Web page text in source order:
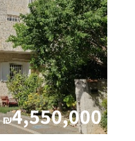
₪4,550,000